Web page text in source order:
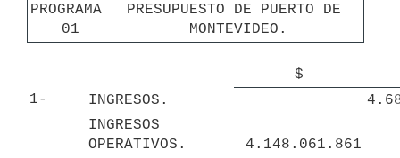
PROGRAMA
01
PRESUPUESTO DE PUERTO DE
MONTEVIDEO.
$
1-
INGRESOS.
INGRESOS
OPERATIVOS.
4.148.061.861